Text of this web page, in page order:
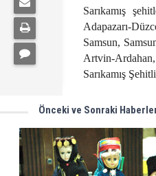
Sarıkamış
Adapazarı-
Samsun,
Artvin-
Sarıkamış
Önceki ve Sonraki